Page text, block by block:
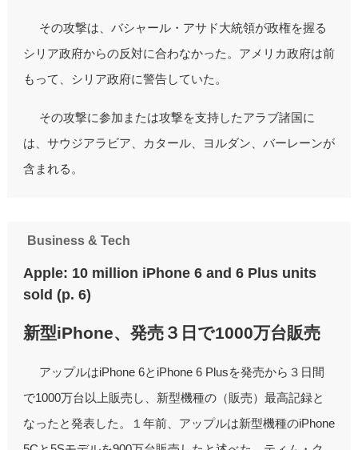
その攻撃は、バシャール・アサド大統領が政権を握る
シリア政府からの反対に合わなかった。アメリカ政府は前
もって、シリア政府に警告していた。
その攻撃に参加または攻撃を支持したアラブ諸国に
は、サウジアラビア、カタール、ヨルダン、バーレーンが
含まれる。
Business & Tech
Apple: 10 million iPhone 6 and 6 Plus units
sold (p. 6)
新型iPhone、発売３日で1000万台販売
アップルはiPhone 6とiPhone 6 Plusを発売から３日間
で1000万台以上販売し、新型機種の（販売）最高記録と
なったと発表した。１年前、アップルは新型機種のiPhone